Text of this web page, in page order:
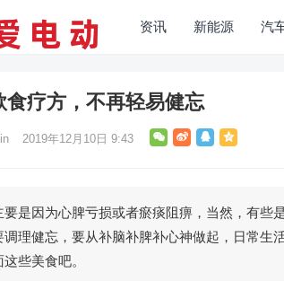
资讯 新能源 汽
食疗方，不再轻易健忘
2019年12月10日 9:43
要是因为心脾亏损或者瘀痰阻痹，当然，有些
调理健忘，要从补脑补脾补心神做起，日常生
些美食吧。